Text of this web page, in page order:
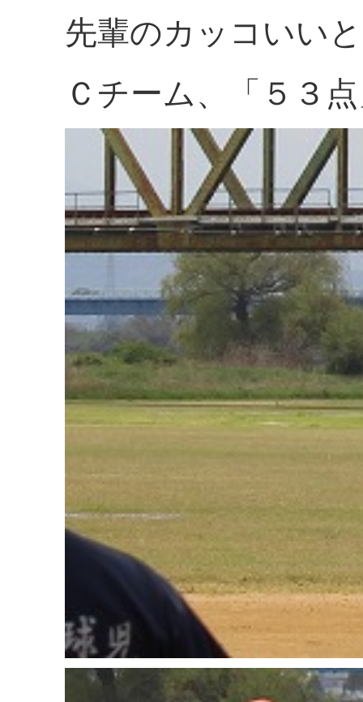
先輩のカッコいい
Ｃチーム、「５３